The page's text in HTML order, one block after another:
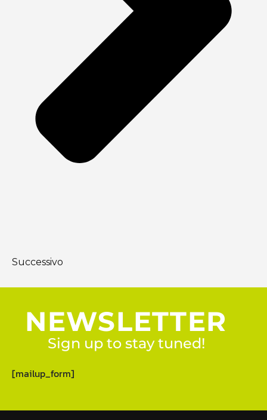
Successivo
NEWSLETTER
Sign up to stay tuned!
[mailup_form]